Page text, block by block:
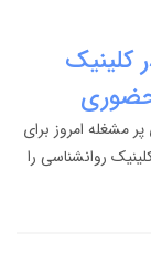
کلینیک
مشغله امروز برای
روانشناسی را